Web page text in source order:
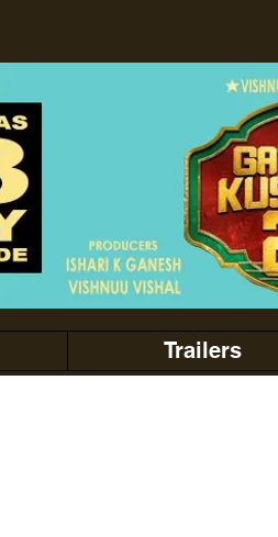
Trailers